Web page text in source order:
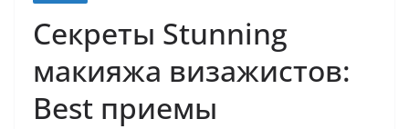
Секреты Stunning
макияжа визажистов:
Best приемы